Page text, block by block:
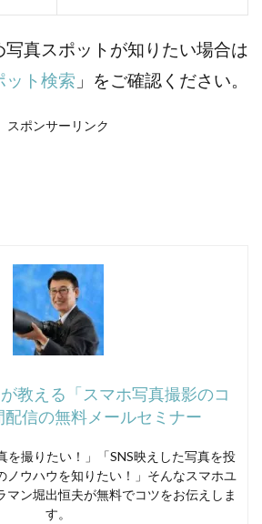
写真スポットが知りたい場合は
ット検索 」をご確認ください。
スポンサーリンク
教える「スマホ写真撮影のコ
配信の無料メールセミナー
を撮りたい！」「SNS映えした写真を投
ノウハウを知りたい！」そんなスマホユ
マン堀出恒夫が無料でコツをお伝えしま
す。